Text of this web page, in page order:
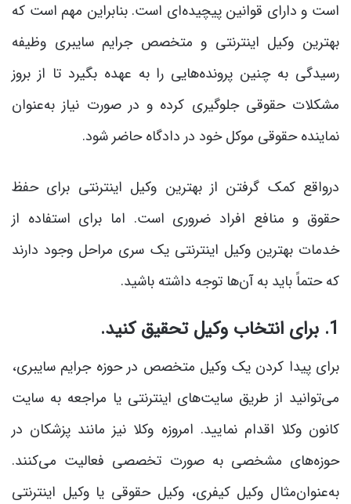
است و دارای قوانین پیچیده‌ای است. بنابراین مهم است که
بهترین وکیل اینترنتی و متخصص جرایم سایبری وظیفه
رسیدگی به چنین پرونده‌هایی را به عهده بگیرد تا از بروز
مشکلات حقوقی جلوگیری کرده و در صورت نیاز به‌عنوان
نماینده حقوقی موکل خود در دادگاه حاضر شود.
درواقع کمک گرفتن از بهترین وکیل اینترنتی برای حفظ
حقوق و منافع افراد ضروری است. اما برای استفاده از
خدمات بهترین وکیل اینترنتی یک سری مراحل وجود دارند
که حتماً باید به آن‌ها توجه داشته باشید.
1. برای انتخاب وکیل تحقیق کنید.
برای پیدا کردن یک وکیل متخصص در حوزه جرایم سایبری،
می‌توانید از طریق سایت‌های اینترنتی یا مراجعه به سایت
کانون وکلا اقدام نمایید. امروزه وکلا نیز مانند پزشکان در
حوزه‌های مشخصی به صورت تخصصی فعالیت می‌کنند.
به‌عنوان‌مثال وکیل کیفری، وکیل حقوقی یا وکیل اینترنتی